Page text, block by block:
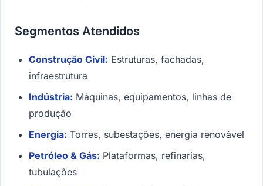
Segmentos Atendidos
Construção Civil: Estruturas, fachadas,
infraestrutura
Indústria: Máquinas, equipamentos, linhas de
produção
Energia: Torres, subestações, energia renovável
Petróleo & Gás: Plataformas, refinarias,
tubulações